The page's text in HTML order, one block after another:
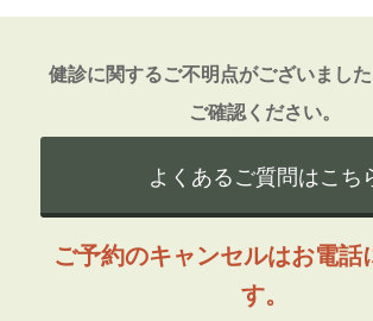
処方箋提出先薬局
診療報酬請求に伴う業務
行政機関への報告・届出書等
当法人での医療従事者等における教育
健診に関するご不明点がございまし
ご確認ください。
よくあるご質問はこち
ご予約のキャンセルはお電話
す。